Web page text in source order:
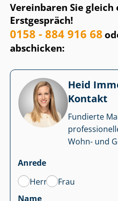
Vereinbaren Sie gleich
Erstgespräch!
0158 - 884 916 68
abschicken:
Heid
Kontakt
Fundierte
Wohn- und
Anrede
Herr
Frau
Name